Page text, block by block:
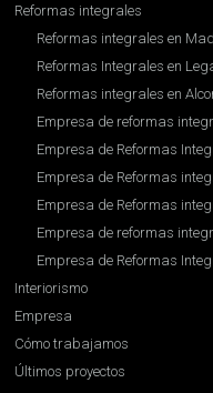
Reformas integrales
Reformas integrales en
Reformas Integrales en
Reformas integrales en
Empresa de reformas
Empresa de Reformas
Empresa de Reformas
Empresa de Reformas
Empresa de reformas
Empresa de Reformas
Interiorismo
Empresa
Cómo trabajamos
Últimos proyectos